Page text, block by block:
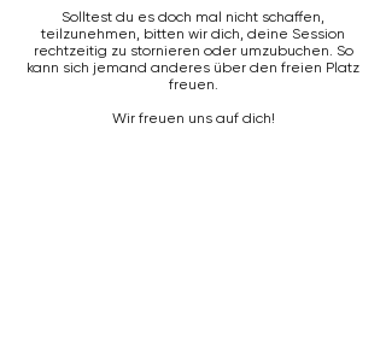
Solltest du es doch mal nicht schaffen,
teilzunehmen, bitten wir dich, deine Session
rechtzeitig zu stornieren oder umzubuchen. So
kann sich jemand anderes über den freien Platz
freuen.
Wir freuen uns auf dich!